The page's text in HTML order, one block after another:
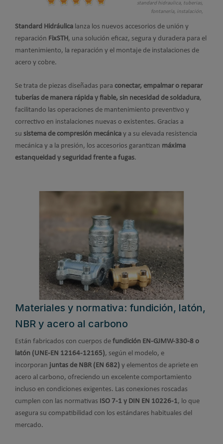
standard hidraulica, tuberias,
fontanería, instalación,
Standard Hidráulica lanza los nuevos accesorios de unión y
reparación FixSTH, una solución eficaz, segura y duradera para el
mantenimiento, la reparación y el montaje de instalaciones de
acero y cobre.
Se trata de piezas diseñadas para conectar, empalmar o reparar
tuberías de manera rápida y fiable, sin necesidad de soldadura,
facilitando las operaciones de mantenimiento preventivo y
correctivo en instalaciones nuevas o existentes. Gracias a
su sistema de compresión mecánica y a su elevada resistencia
mecánica y a la presión, los accesorios garantizan máxima
estanqueidad y seguridad frente a fugas.
Materiales y normativa: fundición, latón,
NBR y acero al carbono
Están fabricados con cuerpos de fundición EN‑GJMW‑330‑8 o
latón (UNE-EN 12164-12165), según el modelo, e
incorporan juntas de NBR (EN 682) y elementos de apriete en
acero al carbono, ofreciendo un excelente comportamiento
incluso en condiciones exigentes. Las conexiones roscadas
cumplen con las normativas ISO 7‑1 y DIN EN 10226‑1, lo que
asegura su compatibilidad con los estándares habituales del
mercado.